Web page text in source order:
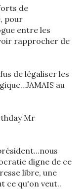
de
pour
entre les
rapprocher de
de légaliser les
au
Mr
digne de ce
libre, une
ce qu'on veut..